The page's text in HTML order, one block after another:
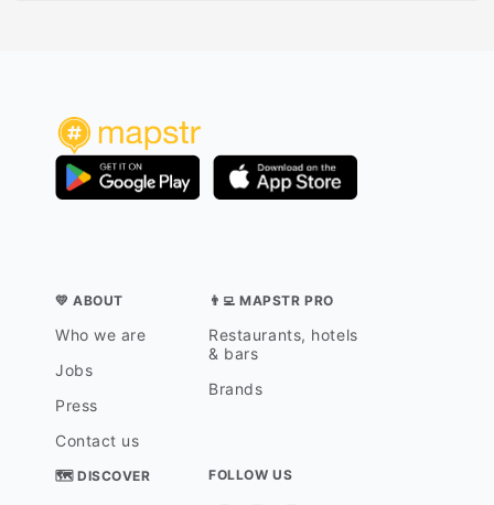
💛 ABOUT
Who we are
Jobs
Press
Contact us
👨‍💻 MAPSTR PRO
Restaurants, hotels
& bars
Brands
🗺 DISCOVER FOLLOW US